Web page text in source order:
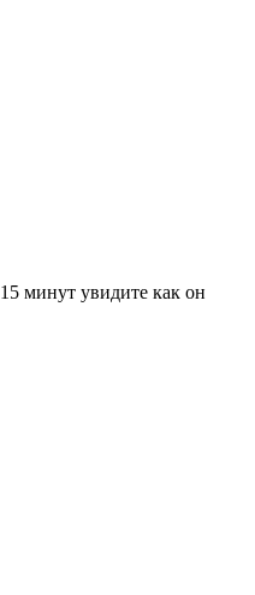
минут увидите как он